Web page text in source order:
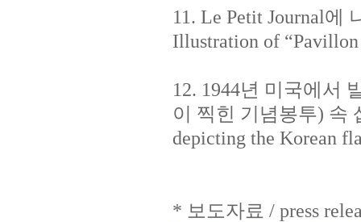
11. Le Petit Journal에
Illustration of “Pavillon
12. 1944년 미국에서
이 찍힌 기념봉투) 속
depicting the Korean
* 보도자료 / press